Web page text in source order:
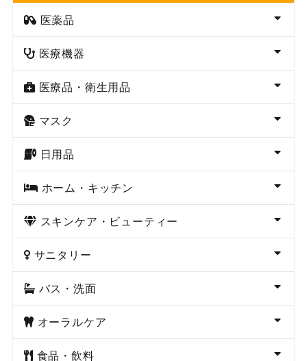
医薬品
医療機器
医療品・衛生用品
マスク
日用品
ホーム・キッチン
スキンケア・ビューティー
サニタリー
バス・洗面
オーラルケア
食品・飲料